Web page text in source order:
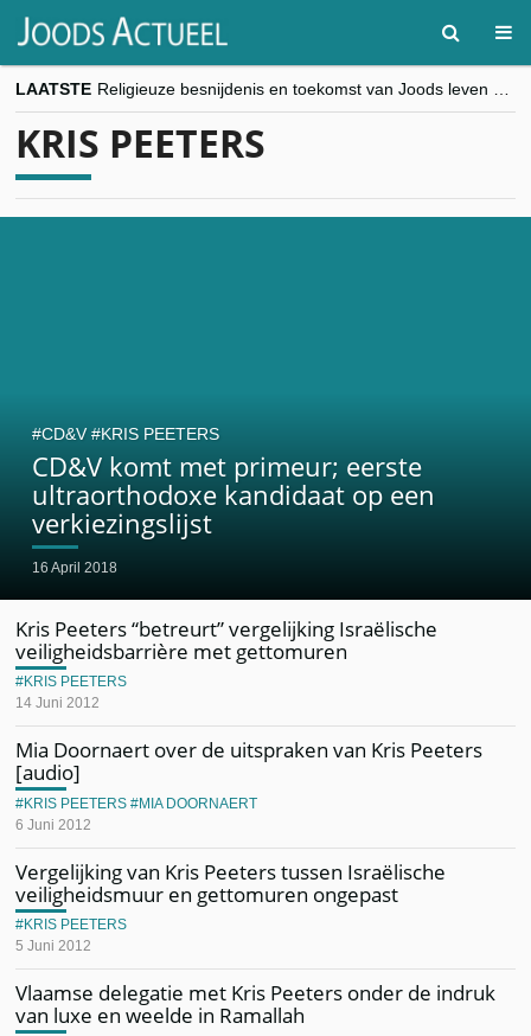
LAATSTE
“Besnijdenisdebat toont hoe moeilijk seculiere Westen minderheden begrijpt”, Jinnih Beels (Vooruit)
KRIS PEETERS
CD&V komt met primeur; eerste
ultraorthodoxe kandidaat op een
verkiezingslijst
16 April 2018
CD&V KRIS PEETERS
Kris Peeters “betreurt” vergelijking Israëlische
veiligheidsbarrière met gettomuren
14 Juni 2012
KRIS PEETERS
Mia Doornaert over de uitspraken van Kris Peeters
[audio]
6 Juni 2012
KRIS PEETERS MIA DOORNAERT
Vergelijking van Kris Peeters tussen Israëlische
veiligheidsmuur en gettomuren ongepast
5 Juni 2012
KRIS PEETERS
Vlaamse delegatie met Kris Peeters onder de indruk
van luxe en weelde in Ramallah